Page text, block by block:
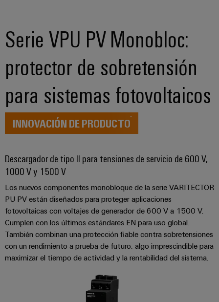
sectores
de
la
de
máquinas
la
automatización
industrial
Oil
Gas
Garantizar
un
funcionamiento
seguro
con
soluciones
integradas
para
la
industria
de
Acceso
remoto
Plataforma
Servicio
easyConnect
IoT
Centre
Workplace
&
Accesorios
Herramientas
Serie VPU PV Monobloc:
protector de sobretensión
para sistemas fotovoltaicos
INNOVACIÓN DE PRODUCTO
Descargador de tipo II para tensiones de servicio de 600 V,
1000 V y 1500 V
Los nuevos componentes monobloque de la serie VARITECTOR
PU PV están diseñados para proteger aplicaciones
fotovoltaicas con voltajes de generador de 600 V a 1500 V.
Cumplen con los últimos estándares EN para uso global.
También combinan una protección fiable contra sobretensiones
con un rendimiento a prueba de futuro, algo imprescindible para
maximizar el tiempo de actividad y la rentabilidad del sistema.